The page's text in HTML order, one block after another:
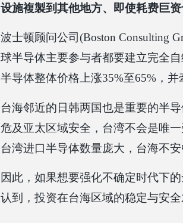
设施複製到其他地方、即使耗费巨资
波士顿顾问公司(Boston Consulting
球半导体主要参与者都要建立完全
半导体整体价格上涨35%至65%，并
台海邻近的日韩两国也是重要的半
危及亚太区域安全，台湾不会是唯
台湾进口半导体数量庞大，台海不安
因此，如果想要强化不确定时代下
认到，投资在台海区域的稳定与安全